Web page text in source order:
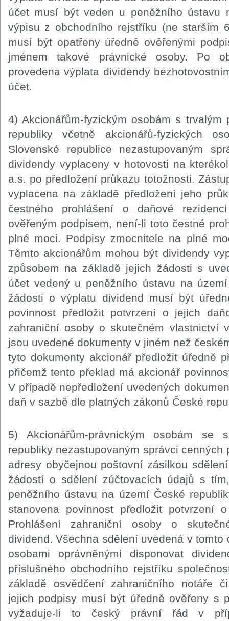
účet musí být veden u peněžního ústavu
výpisu z obchodního rejstříku (ne starším
musí být opatřeny úředně ověřenými
jménem takové právnické osoby. Po
provedena výplata dividendy
účet.
4) Akcionářům-fyzickým osobám s trvalým
republiky včetně akcionářů-fyzických
Slovenské republice nezastupovaným
dividendy vyplaceny v hotovosti na
a.s. po předložení průkazu totožnosti.
vyplacena na základě předložení jeho
čestného prohlášení o daňové
ověřeným podpisem, není-li toto čestné
plné moci. Podpisy zmocnitele na plné
Těmto akcionářům mohou být dividendy
způsobem na základě jejich žádosti s
účet vedený u peněžního ústavu na
žádosti o výplatu dividend musí být
povinnost předložit potvrzení o jejich
zahraniční osoby o skutečném vlastnictví
jsou uvedené dokumenty v jiném než
tyto dokumenty akcionář předložit úředně
přičemž tento překlad má akcionář
V případě nepředložení uvedených
daň v sazbě dle platných zákonů České
5) Akcionářům-právnickým osobám se
republiky nezastupovaným správci
adresy obyčejnou poštovní zásilkou
žádostí o sdělení zúčtovacích údajů s
peněžního ústavu na území České
stanovena povinnost předložit potvrzení
Prohlášení zahraniční osoby o
dividend. Všechna sdělení uvedená v
osobami oprávněnými disponovat
příslušného obchodního rejstříku
základě osvědčení zahraničního notáře
jejich podpisy musí být úředně ověřeny s
vyžaduje-li to český právní řád v